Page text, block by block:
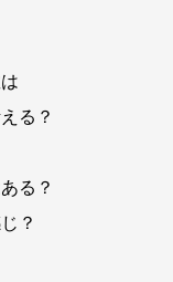
る？
る？
？